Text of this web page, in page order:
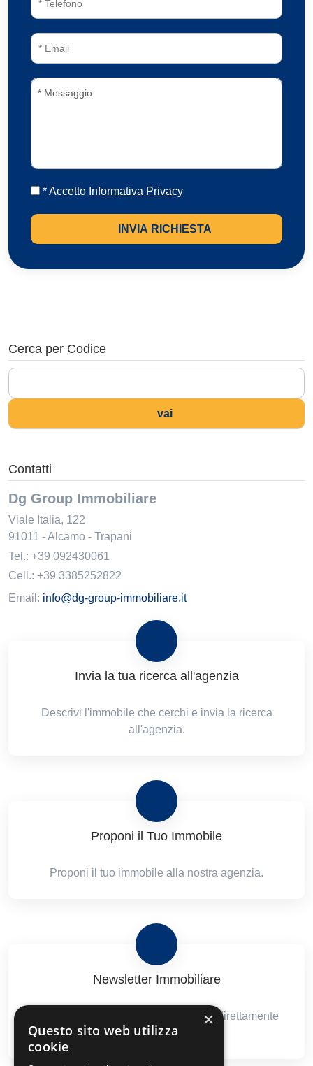
* Accetto Informativa Privacy
INVIA RICHIESTA
Cerca per Codice
vai
Contatti
Dg Group Immobiliare
Viale Italia, 122
91011 -Alcamo - Trapani
Tel.: +39 092430061
Cell.: +39 3385252822
Email: info@dg-group-immobiliare.it
Invia la tua ricerca all'agenzia
Descrivi l'immobile che cerchi e invia la ricerca
all'agenzia.
Proponi il Tuo Immobile
Proponi il tuo immobile alla nostra agenzia.
Newsletter Immobiliare
Ricevi le nostre proposte immobiliari direttamente
nella tua email!
×
Questo sito web utilizza
cookie